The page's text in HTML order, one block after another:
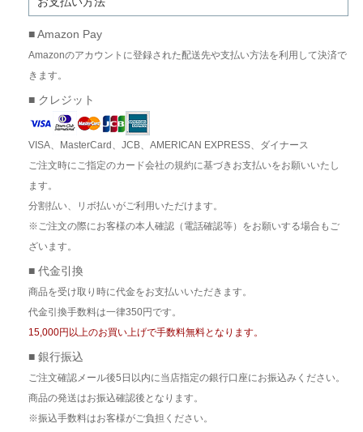
■ Amazon Pay
Amazonのアカウントに登録された配送先や支払い方法を利用して決済で
きます。
■ クレジット
VISA、MasterCard、JCB、AMERICAN EXPRESS、ダイナース
ご注文時にご指定のカード会社の規約に基づきお支払いをお願いいたし
ます。
分割払い、リボ払いがご利用いただけます。
※ご注文の際にお客様の本人確認（電話確認等）をお願いする場合もご
ざいます。
■ 代金引換
商品を受け取り時に代金をお支払いいただきます。
代金引換手数料は一律350円です。
15,000円以上のお買い上げで手数料無料となります。
■ 銀行振込
ご注文確認メール後5日以内に当店指定の銀行口座にお振込みください。
商品の発送はお振込確認後となります。
※振込手数料はお客様がご負担ください。